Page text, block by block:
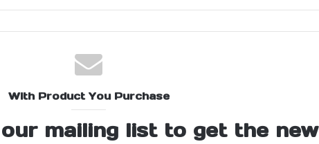
With Product You Purchase
mailing list to get the new